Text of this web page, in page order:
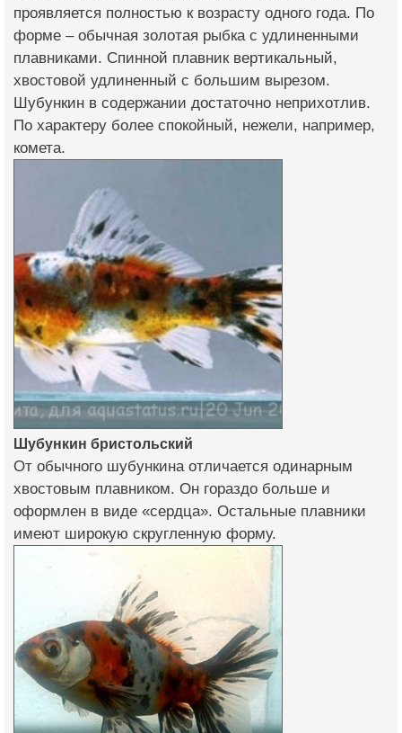
проявляется полностью к возрасту одного года. По
форме – обычная золотая рыбка с удлиненными
плавниками. Спинной плавник вертикальный,
хвостовой удлиненный с большим вырезом.
Шубункин в содержании достаточно неприхотлив.
По характеру более спокойный, нежели, например,
комета.
Шубункин бристольский
От обычного шубункина отличается одинарным
хвостовым плавником. Он гораздо больше и
оформлен в виде «сердца». Остальные плавники
имеют широкую скругленную форму.